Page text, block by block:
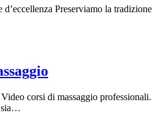
Preserviamo la tradizione
corsi di massaggio professionali.
sia…